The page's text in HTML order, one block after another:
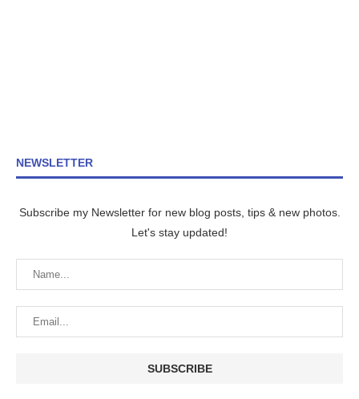
NEWSLETTER
Subscribe my Newsletter for new blog posts, tips & new photos.
Let's stay updated!